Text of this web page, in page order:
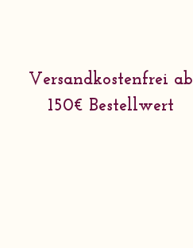
Versandkostenfrei ab
150€ Bestellwert